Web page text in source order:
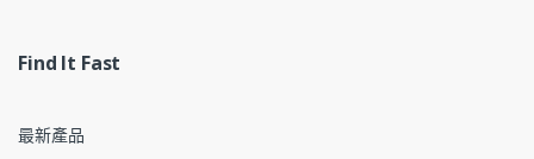
Find It Fast
最新產品